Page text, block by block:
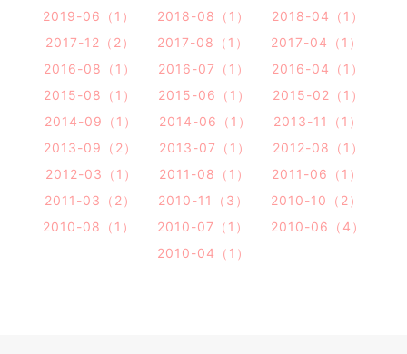
2019-06（1）
2018-08（1）
2018-04（1）
2017-12（2）
2017-08（1）
2017-04（1）
2016-08（1）
2016-07（1）
2016-04（1）
2015-08（1）
2015-06（1）
2015-02（1）
2014-09（1）
2014-06（1）
2013-11（1）
2013-09（2）
2013-07（1）
2012-08（1）
2012-03（1）
2011-08（1）
2011-06（1）
2011-03（2）
2010-11（3）
2010-10（2）
2010-08（1）
2010-07（1）
2010-06（4）
2010-04（1）